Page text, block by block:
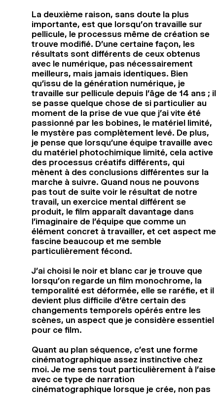
La deuxième raison, sans doute la plus
importante, est que lorsqu’on travaille sur
pellicule, le processus même de création se
trouve modifié. D’une certaine façon, les
résultats sont différents de ceux obtenus
avec le numérique, pas nécessairement
meilleurs, mais jamais identiques. Bien
qu’issu de la génération numérique, je
travaille sur pellicule depuis l’âge de 14 ans ; il
se passe quelque chose de si particulier au
moment de la prise de vue que j’ai vite été
passionné par les bobines, le matériel limité,
le mystère pas complètement levé. De plus,
je pense que lorsqu’une équipe travaille avec
du matériel photochimique limité, cela active
des processus créatifs différents, qui
mènent à des conclusions différentes sur la
marche à suivre. Quand nous ne pouvons
pas tout de suite voir le résultat de notre
travail, un exercice mental différent se
produit, le film apparaît davantage dans
l’imaginaire de l’équipe que comme un
élément concret à travailler, et cet aspect me
fascine beaucoup et me semble
particulièrement fécond.
J’ai choisi le noir et blanc car je trouve que
lorsqu’on regarde un film monochrome, la
temporalité est déformée, elle se raréfie, et il
devient plus difficile d’être certain des
changements temporels opérés entre les
scènes, un aspect que je considère essentiel
pour ce film.
Quant au plan séquence, c’est une forme
cinématographique assez instinctive chez
moi. Je me sens tout particulièrement à l’aise
avec ce type de narration
cinématographique lorsque je crée, non pas